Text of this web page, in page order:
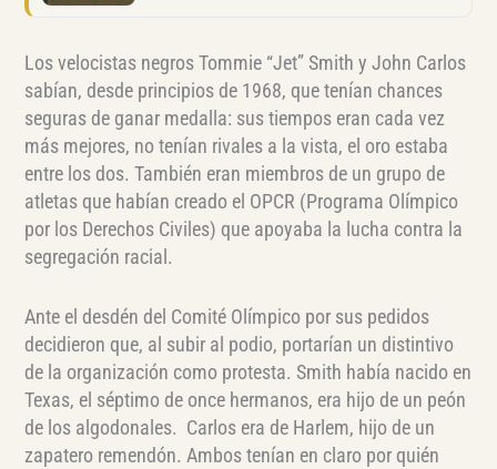
Los velocistas negros Tommie “Jet” Smith y John Carlos
sabían, desde principios de 1968, que tenían chances
seguras de ganar medalla: sus tiempos eran cada vez
más mejores, no tenían rivales a la vista, el oro estaba
entre los dos. También eran miembros de un grupo de
atletas que habían creado el OPCR (Programa Olímpico
por los Derechos Civiles) que apoyaba la lucha contra la
segregación racial.
Ante el desdén del Comité Olímpico por sus pedidos
decidieron que, al subir al podio, portarían un distintivo
de la organización como protesta. Smith había nacido en
Texas, el séptimo de once hermanos, era hijo de un peón
de los algodonales. Carlos era de Harlem, hijo de un
zapatero remendón. Ambos tenían en claro por quién